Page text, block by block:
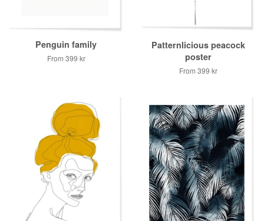
Penguin family
From 399 kr
Patternlicious peacock
poster
From 399 kr